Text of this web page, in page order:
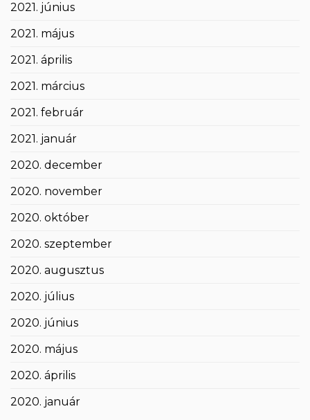
2021. június
2021. május
2021. április
2021. március
2021. február
2021. január
2020. december
2020. november
2020. október
2020. szeptember
2020. augusztus
2020. július
2020. június
2020. május
2020. április
2020. január